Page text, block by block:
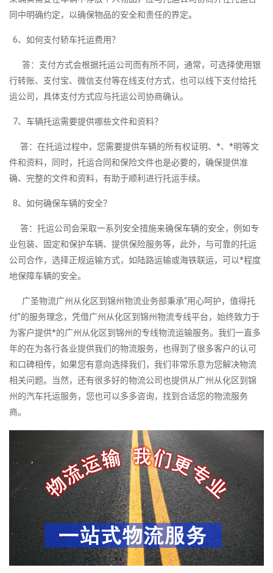
同中明确约定，以确保物品的安全和责任的界定。
6、如何支付轿车托运费用？
答：支付方式会根据托运公司而有所不同，通常，可选择使用银
行转账、支付宝、微信支付等在线支付方式，也可以线下支付给托
运公司，具体支付方式应与托运公司协商确认。
7、车辆托运需要提供哪些文件和资料？
答：在托运过程中，您需要提供车辆的所有权证明、*、*明等文
件和资料，同时，托运合同和保险文件也是必要的，确保提供准
确、完整的文件和资料，有助于顺利进行托运手续。
8、如何确保车辆的安全？
答：托运公司会采取一系列安全措施来确保车辆的安全，例如专
业包装、固定和保护车辆、提供保险服务等，此外，与可靠的托运
公司合作，选择正规运输方式，如陆路运输或海铁联运，可以*程度
地保障车辆的安全。
广圣物流广州从化区到锦州物流业务部秉承“用心呵护，值得托
付”的服务理念，凭借广州从化区到锦州物流专线平台，始终致力于
为客户提供*的广州从化区到锦州的专线物流运输服务。我们一直多
年的在为各行各业提供我们的物流服务，也得到了很多客户的认可
和口碑相传，如果您有意向选择我们，我们非常乐意为您解决物流
相关问题。当然，还有很多好的物流公司也提供从广州从化区到锦
州的汽车托运服务，您也可以多多咨询，找到合适您的物流服务
商。